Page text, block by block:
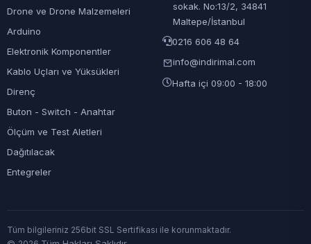
Drone ve Drone Malzemeleri
Arduino
Elektronik Komponentler
Kablo Uçları ve Yüksükleri
Direnç
Buton - Switch - Anahtar
Ölçüm ve Test Aletleri
Dağıtılacak
Entegreler
sokak. No:13/2, 34841
Maltepe/İstanbul
0216 606 48 64
info@indirimal.com
Hafta içi 09:00 - 18:00
Tüm bilgileriniz 256bit SSL Sertifikası ile korunmaktadır.